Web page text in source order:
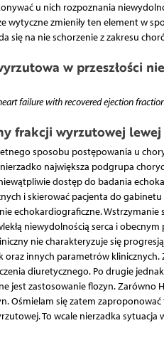
u nich rozpoznania
wytyczne zmieniły ten element w
się na nie schorzenie z zakresu
w przeszłości
failure with recovered ejection
frakcji wyrzutowej
sposobu postępowania u
największa podgrupa
dostęp do badania
i skierować pacjenta do
echokardiograficzne. Wstrzymanie
niewydolnością serca i
nie charakteryzuje się
innych parametrów klinicznych.
diuretycznego. Po drugie
zastosowanie flozyn. Zarówno
Ośmielam się zatem
To wcale nierzadka sytuacja